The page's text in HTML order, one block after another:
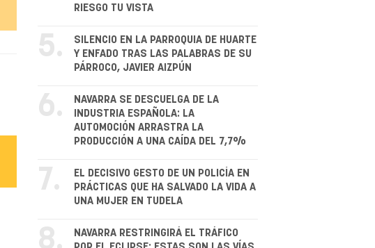
RIESGO TU VISTA
5.
SILENCIO EN LA PARROQUIA DE HUARTE
Y ENFADO TRAS LAS PALABRAS DE SU
PÁRROCO, JAVIER AIZPÚN
6.
NAVARRA SE DESCUELGA DE LA
INDUSTRIA ESPAÑOLA: LA
AUTOMOCIÓN ARRASTRA LA
PRODUCCIÓN A UNA CAÍDA DEL 7,7%
7.
EL DECISIVO GESTO DE UN POLICÍA EN
PRÁCTICAS QUE HA SALVADO LA VIDA A
UNA MUJER EN TUDELA
8.
NAVARRA RESTRINGIRÁ EL TRÁFICO